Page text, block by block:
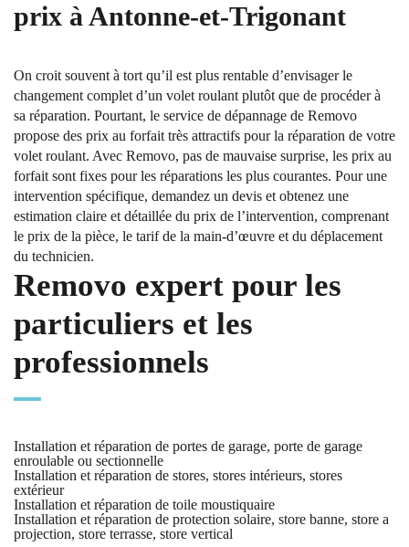
prix à Antonne-et-Trigonant
On croit souvent à tort qu’il est plus rentable d’envisager le
changement complet d’un volet roulant plutôt que de procéder à
sa réparation. Pourtant, le service de dépannage de Removo
propose des prix au forfait très attractifs pour la réparation de votre
volet roulant. Avec Removo, pas de mauvaise surprise, les prix au
forfait sont fixes pour les réparations les plus courantes. Pour une
intervention spécifique, demandez un devis et obtenez une
estimation claire et détaillée du prix de l’intervention, comprenant
le prix de la pièce, le tarif de la main-d’œuvre et du déplacement
du technicien.
Removo expert pour les
particuliers et les
professionnels
Installation et réparation de portes de garage, porte de garage
enroulable ou sectionnelle
Installation et réparation de stores, stores intérieurs, stores
extérieur
Installation et réparation de toile moustiquaire
Installation et réparation de protection solaire, store banne, store a
projection, store terrasse, store vertical